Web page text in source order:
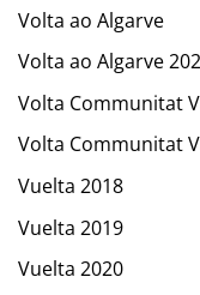
Volta ao Algarve
Volta ao Algarve
Volta Communitat
Volta Communitat
Vuelta 2018
Vuelta 2019
Vuelta 2020